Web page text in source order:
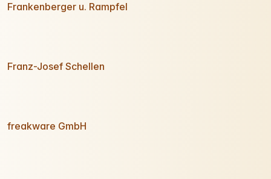
Frankenberger u. Rampfel
Franz-Josef Schellen
freakware GmbH